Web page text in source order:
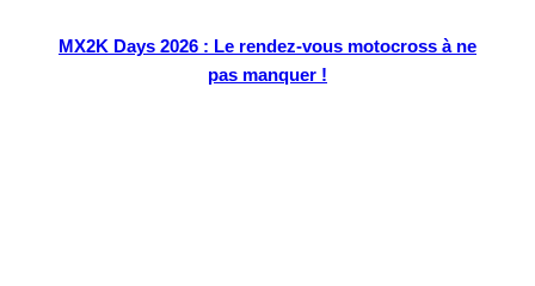
MX2K Days 2026 : Le rendez-vous motocross à ne
pas manquer !